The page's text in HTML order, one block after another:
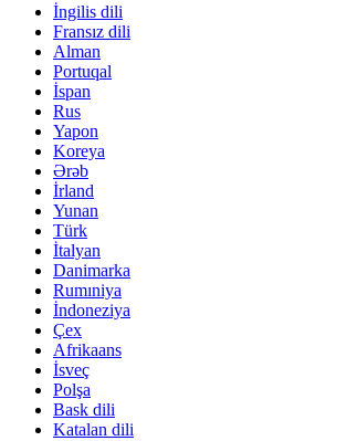
İngilis dili
Fransız dili
Alman
Portuqal
İspan
Rus
Yapon
Koreya
Ərəb
İrland
Yunan
Türk
İtalyan
Danimarka
Rumıniya
İndoneziya
Çex
Afrikaans
İsveç
Polşa
Bask dili
Katalan dili